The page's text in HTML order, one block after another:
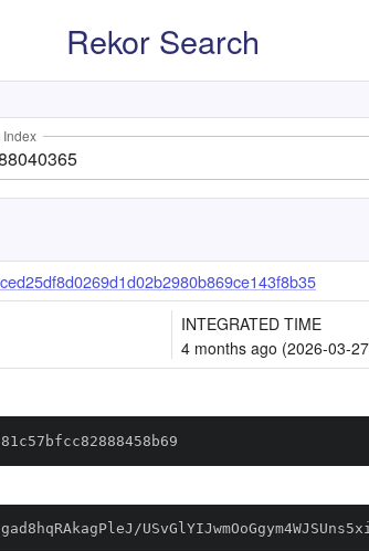
Rekor Search
Index
INTEGRATED TIME
4 months ago (2026-03-